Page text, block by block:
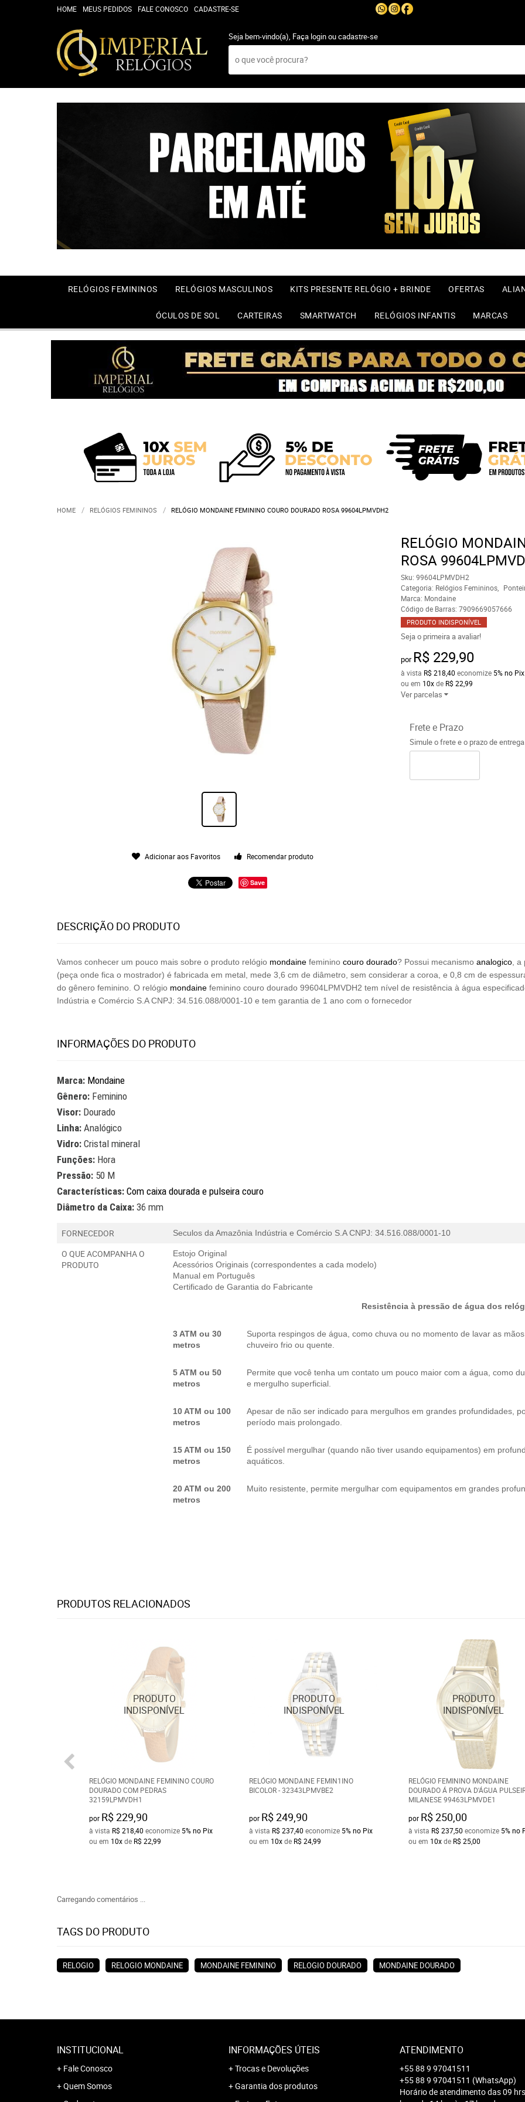
HOME MEUS PEDIDOS FALE CONOSCO CADASTRE-SE
Seja bem-vindo(a), Faça loginoucadastre-se
RELÓGIOS FEMININOS RELÓGIOS MASCULINOS KITS PRESENTE RELÓGIO + BRINDE OFERTAS
ÓCULOS DE SOL CARTEIRAS SMARTWATCH RELÓGIOS INFANTIS MARCAS
HOME RELÓGIOS FEMININOS RELÓGIO MONDAINE FEMININO COURO DOURADO ROSA 99604LPMVDH2
Adicionar aos Favoritos Recomendar produto
Save
RELÓGIO
ROSA
Sku: 99604LPMVDH2
Categoria: Relógios Femininos
Marca: Mondaine
Código de Barras: 7909669057666
PRODUTO INDISPONÍVEL
Seja o primeira a avaliar!
por R$ 229,90
à vista R$ 218,40 economize 5% no Pix
ou em 10xde R$ 22,99
Ver parcelas
Frete e Prazo
Simule o frete e o prazo de
DESCRIÇÃO DO PRODUTO
Vamos conhecer um pouco mais sobre o produto relógio mondaine feminino couro dourado? Possui mecanismo analogico ,
(peça onde fica o mostrador) é fabricada em metal, mede 3,6 cm de diâmetro, sem considerar a coroa, e 0,8 cm de
do gênero feminino. O relógio mondaine feminino couro dourado 99604LPMVDH2 tem nível de resistência à água
Indústria e Comércio S.A CNPJ: 34.516.088/0001-10 e tem garantia de 1 ano com o fornecedor
INFORMAÇÕES DO PRODUTO
Marca: Mondaine
Gênero: Feminino
Visor: Dourado
Linha: Analógico
Vidro: Cristal mineral
Funções: Hora
Pressão: 50 M
Características: Com caixa dourada e pulseira couro
Diâmetro da Caixa: 36 mm
FORNECEDOR Seculos da Amazônia Indústria e Comércio S.A CNPJ: 34.516.088/0001-10
O QUE ACOMPANHA O
PRODUTO
Estojo Original
Acessórios Originais (correspondentes a cada modelo)
Manual em Português
Certificado de Garantia do Fabricante
Resistência à pressão de água dos
3 ATM ou 30
metros
Suporta respingos de água, como chuva ou no momento de lavar as
chuveiro frio ou quente.
5 ATM ou 50
metros
Permite que você tenha um contato um pouco maior com a água, como
e mergulho superficial.
10 ATM ou 100
metros
Apesar de não ser indicado para mergulhos em grandes profundidades,
período mais prolongado.
15 ATM ou 150
metros
É possível mergulhar (quando não tiver usando equipamentos) em
aquáticos.
20 ATM ou 200
metros
Muito resistente, permite mergulhar com equipamentos em grandes
PRODUTOS RELACIONADOS
RELÓGIO MONDAINE FEMININO COURO
DOURADO COM PEDRAS
32159LPMVDH1
por R$ 229,90
à vista R$ 218,40 economize 5%no Pix
ou em 10xde R$ 22,99
RELÓGIO MONDAINE FEMIN1INO
BICOLOR - 32343LPMVBE2
por R$ 249,90
à vista R$ 237,40 economize 5% no Pix
ou em 10xde R$ 24,99
RELÓGIO FEMININO MONDAINE
DOURADO Á PROVA D'ÁGUA
MILANESE 99463LPMVDE1
por R$ 250,00
à vista R$ 237,50 economize 5%no
ou em 10xde R$ 25,00
Carregando comentários ...
TAGS DO PRODUTO
RELOGIO RELOGIO MONDAINE MONDAINE FEMININO RELOGIO DOURADO MONDAINE DOURADO
INSTITUCIONAL
Fale Conosco
Quem Somos
INFORMAÇÕES ÚTEIS
Trocas e Devoluções
Garantia dos produtos
ATENDIMENTO
+55 88 9 97041511
+55 88 9 97041511 (WhatsApp)
Horário de atendimento das 09